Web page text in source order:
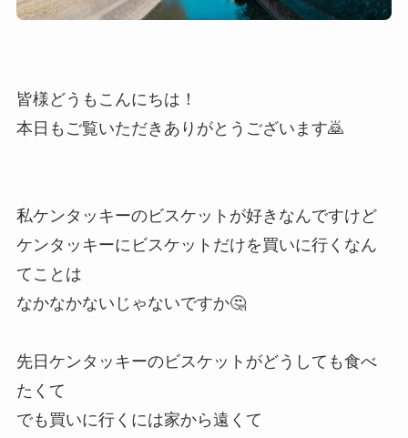
皆様どうもこんにちは！
本日もご覧いただきありがとうございます🙇
私ケンタッキーのビスケットが好きなんですけど
ケンタッキーにビスケットだけを買いに行くなん
てことは
なかなかないじゃないですか🤔
先日ケンタッキーのビスケットがどうしても食べ
たくて
でも買いに行くには家から遠くて